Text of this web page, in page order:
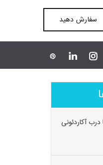
سفارش دهید
درب آکاردئونی